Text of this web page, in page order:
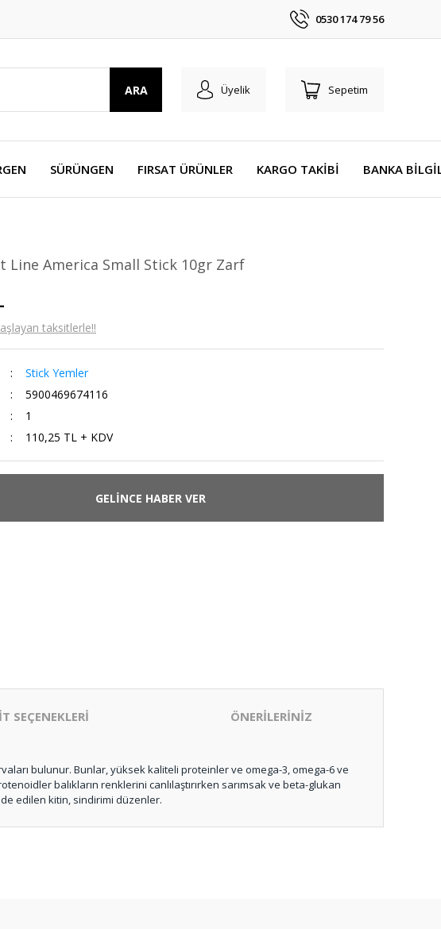
0530 174 79 56
ARA Üyelik Sepetim
SÜRÜNGEN FIRSAT ÜRÜNLER KARGO TAKİBİ BANKA
Line America Small Stick 10gr Zarf
taksitlerle!!
Stick Yemler
5900469674116
1
110,25 TL + KDV
GELİNCE HABER VER
SEÇENEKLERİ ÖNERİLERİNİZ
bulunur. Bunlar, yüksek kaliteli proteinler ve omega-3, omega-6 ve
balıkların renklerini canlılaştırırken sarımsak ve beta-glukan
edilen kitin, sindirimi düzenler.